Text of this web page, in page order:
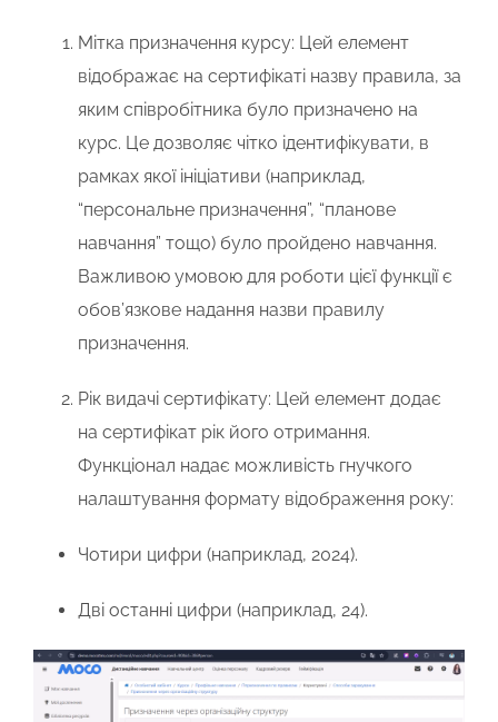
Мітка призначення курсу: Цей елемент
відображає на сертифікаті назву правила, за
яким співробітника було призначено на
курс. Це дозволяє чітко ідентифікувати, в
рамках якої ініціативи (наприклад,
“персональне призначення”, “планове
навчання” тощо) було пройдено навчання.
Важливою умовою для роботи цієї функції є
обов’язкове надання назви правилу
призначення.
Рік видачі сертифікату: Цей елемент додає
на сертифікат рік його отримання.
Функціонал надає можливість гнучкого
налаштування формату відображення року:
Чотири цифри (наприклад, 2024).
Дві останні цифри (наприклад, 24).